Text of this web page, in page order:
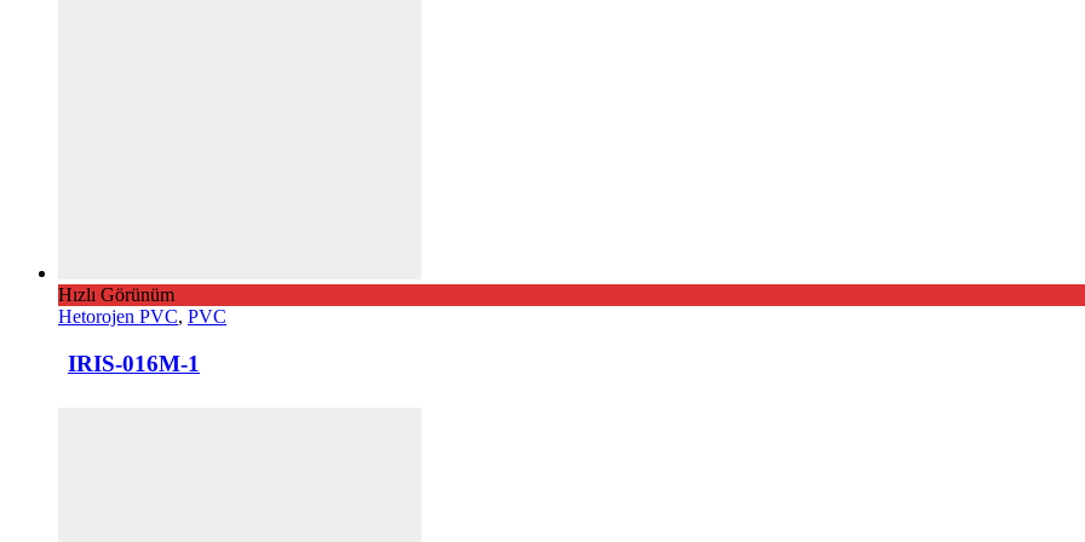
Hızlı Görünüm
Hetorojen PVC, PVC
IRIS-016M-1